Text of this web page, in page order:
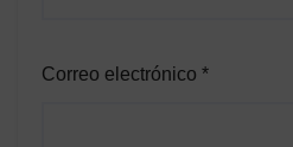
Correo electrónico *